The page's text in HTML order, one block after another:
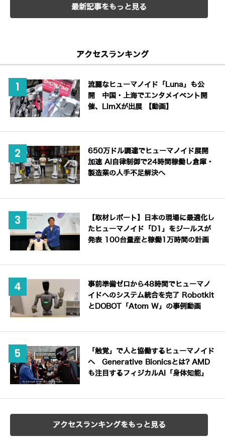
最新記事をもっと見る
アクセスランキング
流麗なヒューマノイド「Luna」も公
開 中国・上海でエンタメイベント開
催、LimXが出展 【動画】
650万ドル調達でヒューマノイド展開
加速 AI自律制御で24時間稼働し倉庫・
製造業の人手不足解決へ
【取材レポート】日本の現場に最適化し
たヒューマノイド「D1」をジールスが
発表 100台量産と稼働1万時間の計画
事前準備ゼロから48時間でヒューマノ
イドへのシステム統合を完了 Robotkit
とDOBOT「Atom W」の事例動画
「触覚」で人と協働するヒューマノイド
へ Generative Bionicsとは? AMD
も注目するフィジカルAI「身体知能」
アクセスランキングをもっと見る